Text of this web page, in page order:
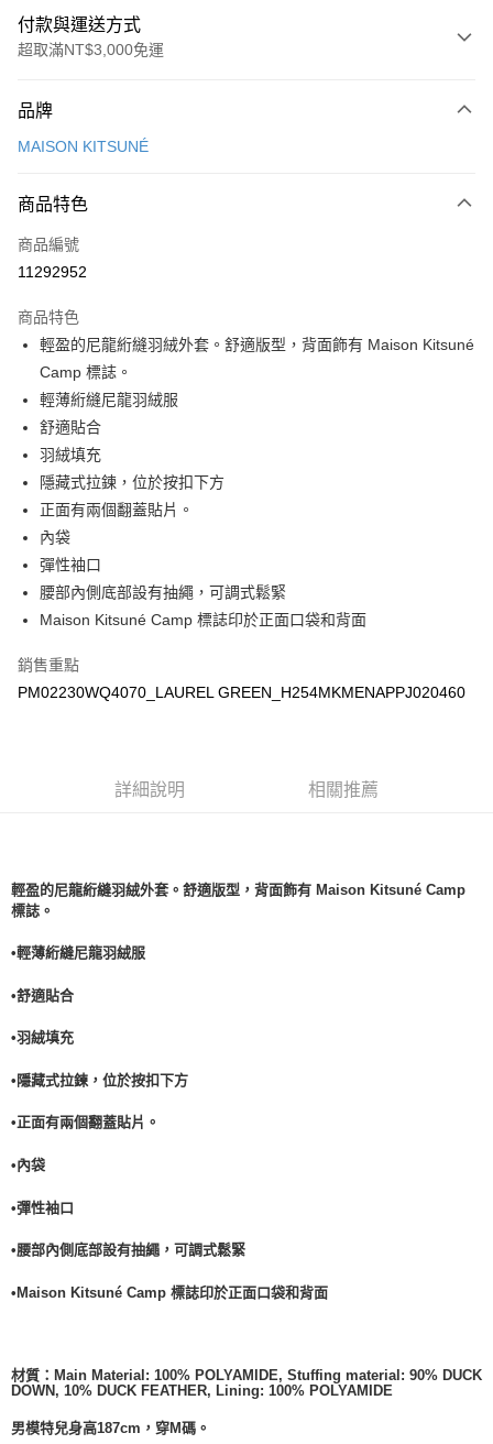
付款與運送方式
超取滿NT$3,000免運
信用卡一次付款
ATM付款
每筆NT$100，滿NT$3,000(含以上)免運費
付款後萊爾富取貨
每筆NT$100
付款後7-11取貨
每筆NT$100，滿NT$3,000(含以上)免運費
宅配
每筆NT$100，滿NT$3,000(含以上)免運費
品牌
MAISON KITSUNÉ
商品特色
商品編號
11292952
商品特色
輕盈的尼龍絎縫羽絨外套。舒適版型，背面飾有 Maison Kitsuné
Camp 標誌。
輕薄絎縫尼龍羽絨服
舒適貼合
羽絨填充
隱藏式拉鍊，位於按扣下方
正面有兩個翻蓋貼片。
內袋
彈性袖口
腰部內側底部設有抽繩，可調式鬆緊
Maison Kitsuné Camp 標誌印於正面口袋和背面
銷售重點
PM02230WQ4070_LAUREL GREEN_H254MKMENAPPJ020460
詳細說明 相關推薦
輕盈的尼龍絎縫羽絨外套。舒適版型，背面飾有 Maison Kitsuné Camp
標誌。
•輕薄絎縫尼龍羽絨服
•舒適貼合
•羽絨填充
•隱藏式拉鍊，位於按扣下方
•正面有兩個翻蓋貼片。
•內袋
•彈性袖口
•腰部內側底部設有抽繩，可調式鬆緊
•Maison Kitsuné Camp 標誌印於正面口袋和背面
材質： Main Material: 100% POLYAMIDE, Stuffing material: 90% DUCK
DOWN, 10% DUCK FEATHER, Lining: 100% POLYAMIDE
男模特兒身高187cm，穿M碼。